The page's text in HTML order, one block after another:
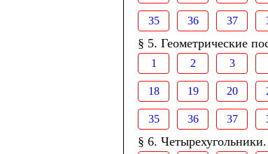
35 36 37
§ 5. Геометрические
1 2 3
18 19 20
35 36 37
§ 6.